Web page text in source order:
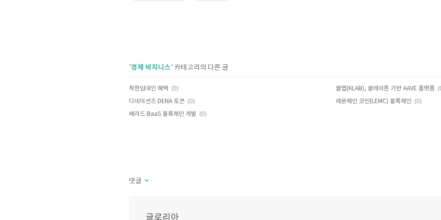
'경제 비지니스' 카테고리의 다른 글
착한임대인 혜택 (0) 클랩(KLAB), 클레이튼 기반 AAVE 플랫폼
디네이션즈 DENA 토큰 (0) 레몬체인 코인(LEMC) 블록체인 (0)
베리드 BaaS 블록체인 개발 (0)
댓글
글로리아